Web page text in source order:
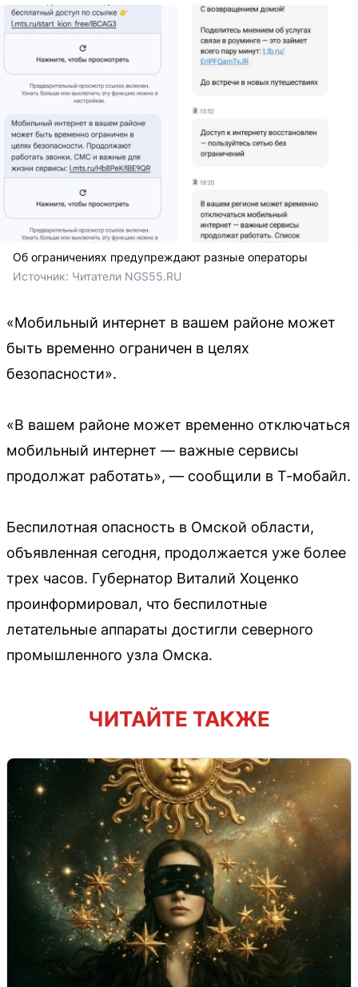
Об ограничениях предупреждают разные операторы
Источник: Читатели NGS55.RU
«Мобильный интернет в вашем районе может
быть временно ограничен в целях
безопасности».
«В вашем районе может временно отключаться
мобильный интернет — важные сервисы
продолжат работать», — сообщили в Т-мобайл.
Беспилотная опасность в Омской области,
объявленная сегодня, продолжается уже более
трех часов. Губернатор Виталий Хоценко
проинформировал, что беспилотные
летательные аппараты достигли северного
промышленного узла Омска.
ЧИТАЙТЕ ТАКЖЕ